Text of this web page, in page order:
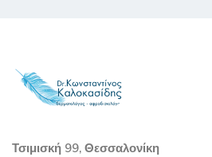
Τσιμισκή 99, Θεσσαλονίκη